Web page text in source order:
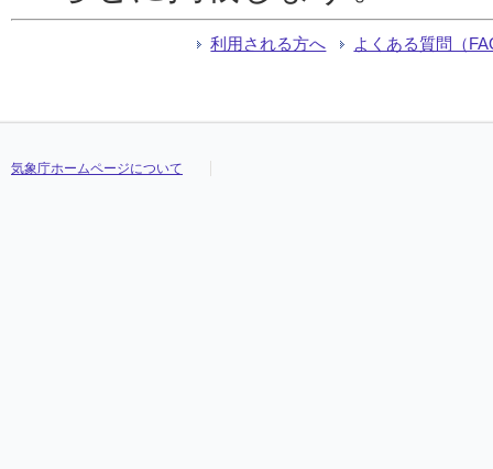
利用される方へ よくある質問（
気象庁ホームページについて